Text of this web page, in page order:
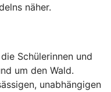
näher.
Schülerinnen und
um den Wald.
unabhängigen